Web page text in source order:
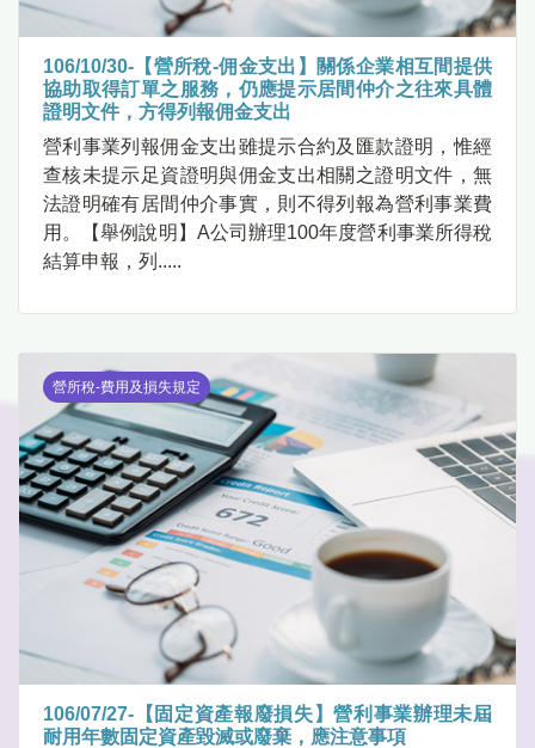
106/10/30-【營所稅-佣金支出】關係企業相互間提供
協助取得訂單之服務，仍應提示居間仲介之往來具體
證明文件，方得列報佣金支出
營利事業列報佣金支出雖提示合約及匯款證明，惟經
查核未提示足資證明與佣金支出相關之證明文件，無
法證明確有居間仲介事實，則不得列報為營利事業費
用。【舉例說明】A公司辦理100年度營利事業所得稅
結算申報，列.....
營所稅-費用及損失規定
106/07/27-【固定資產報廢損失】營利事業辦理未屆
耐用年數固定資產毀滅或廢棄，應注意事項